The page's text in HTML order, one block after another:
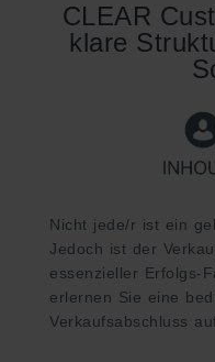
CLEAR
klare
Nicht jede/r ist ein
Jedoch ist der
essenzieller Erfolgs-
erlernen Sie eine
Verkaufsabschluss